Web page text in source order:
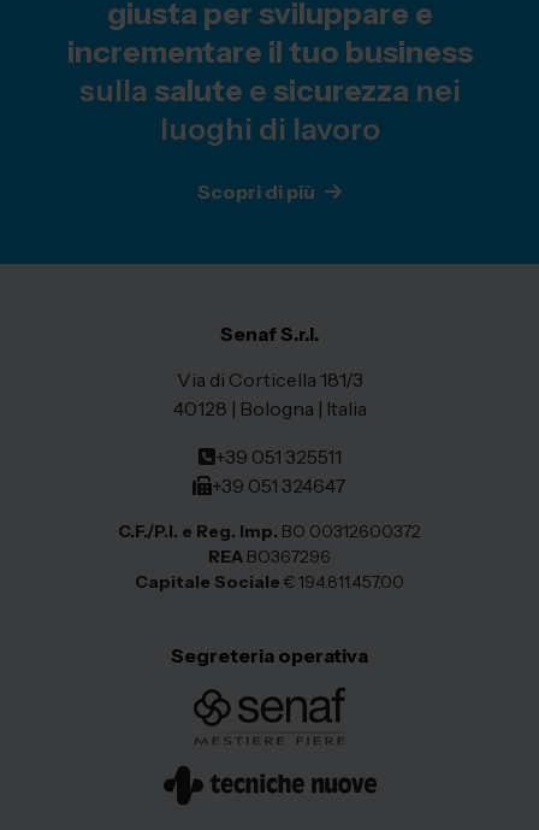
giusta per sviluppare e
incrementare il tuo business
sulla salute e sicurezza nei
luoghi di lavoro
Scopri di più
Senaf S.r.l.
Via di Corticella 181/3
40128 | Bologna | Italia
+39 051 325511
+39 051 324647
C.F./P.I. e Reg. Imp. BO 00312600372
REA BO367296
Capitale Sociale € 194.811.457,00
Segreteria operativa